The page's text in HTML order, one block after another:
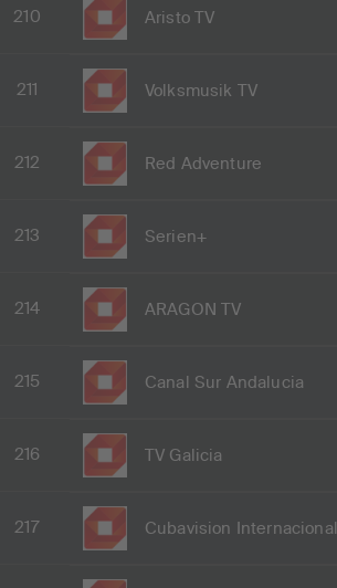
210 Aristo TV
211 Volksmusik TV
212 Red Adventure
213 Serien+
214 ARAGON TV
215 Canal Sur Andalucia
216 TV Galicia
217 Cubavision Internacional